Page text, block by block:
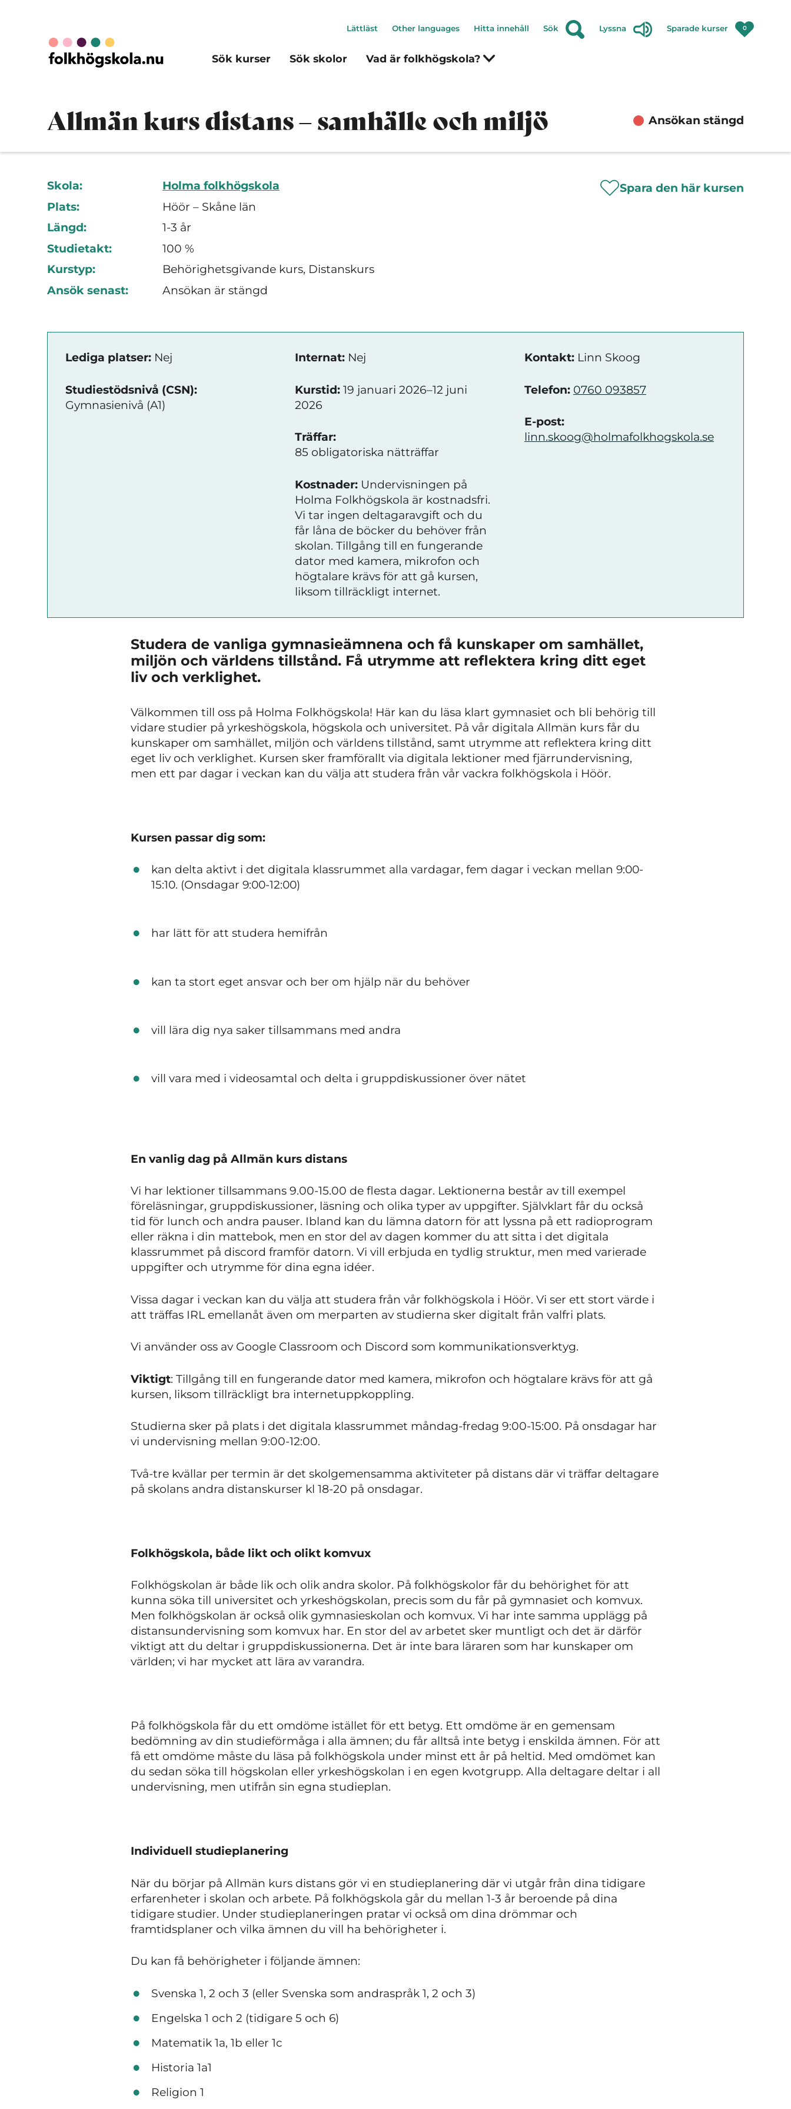
Sök kurser Sök skolor Vad är folkhögskola?
Lättläst Other languages Hitta innehåll Sök Lyssna Sparade kurser 0
Allmän kurs distans – samhälle och miljö Ansökan stängd
Skola:
Holma folkhögskola
Plats:
Höör – Skåne län
Längd:
1-3 år
Studietakt:
100 %
Kurstyp:
Behörighetsgivande kurs, Distanskurs
Ansök senast:
Ansökan är stängd
Spara den här kursen
Lediga platser: Nej
Studiestödsnivå (CSN):
Gymnasienivå (A1)
Internat: Nej
Kurstid: 19 januari 2026–12 juni
2026
Träffar:
85 obligatoriska nätträffar
Kostnader: Undervisningen på
Holma Folkhögskola är kostnadsfri.
Vi tar ingen deltagaravgift och du
får låna de böcker du behöver från
skolan. Tillgång till en fungerande
dator med kamera, mikrofon och
högtalare krävs för att gå kursen,
liksom tillräckligt internet.
Kontakt: Linn Skoog
Telefon: 0760 093857
E-post:
linn.skoog@holmafolkhogskola.se
Studera de vanliga gymnasieämnena och få kunskaper om samhället,
miljön och världens tillstånd. Få utrymme att reflektera kring ditt eget
liv och verklighet.
Välkommen till oss på Holma Folkhögskola! Här kan du läsa klart gymnasiet och bli behörig till
vidare studier på yrkeshögskola, högskola och universitet. På vår digitala Allmän kurs får du
kunskaper om samhället, miljön och världens tillstånd, samt utrymme att reflektera kring ditt
eget liv och verklighet. Kursen sker framförallt via digitala lektioner med fjärrundervisning,
men ett par dagar i veckan kan du välja att studera från vår vackra folkhögskola i Höör.
Kursen passar dig som:
kan delta aktivt i det digitala klassrummet alla vardagar, fem dagar i veckan mellan 9:00-
15:10. (Onsdagar 9:00-12:00)
har lätt för att studera hemifrån
kan ta stort eget ansvar och ber om hjälp när du behöver
vill lära dig nya saker tillsammans med andra
vill vara med i videosamtal och delta i gruppdiskussioner över nätet
En vanlig dag på Allmän kurs distans
Vi har lektioner tillsammans 9.00-15.00 de flesta dagar. Lektionerna består av till exempel
föreläsningar, gruppdiskussioner, läsning och olika typer av uppgifter. Självklart får du också
tid för lunch och andra pauser. Ibland kan du lämna datorn för att lyssna på ett radioprogram
eller räkna i din mattebok, men en stor del av dagen kommer du att sitta i det digitala
klassrummet på discord framför datorn. Vi vill erbjuda en tydlig struktur, men med varierade
uppgifter och utrymme för dina egna idéer.
Vissa dagar i veckan kan du välja att studera från vår folkhögskola i Höör. Vi ser ett stort värde i
att träffas IRL emellanåt även om merparten av studierna sker digitalt från valfri plats.
Vi använder oss av Google Classroom och Discord som kommunikationsverktyg.
Viktigt: Tillgång till en fungerande dator med kamera, mikrofon och högtalare krävs för att gå
kursen, liksom tillräckligt bra internetuppkoppling.
Studierna sker på plats i det digitala klassrummet måndag-fredag 9:00-15:00. På onsdagar har
vi undervisning mellan 9:00-12:00.
Två-tre kvällar per termin är det skolgemensamma aktiviteter på distans där vi träffar deltagare
på skolans andra distanskurser kl 18-20 på onsdagar.
Folkhögskola, både likt och olikt komvux
Folkhögskolan är både lik och olik andra skolor. På folkhögskolor får du behörighet för att
kunna söka till universitet och yrkeshögskolan, precis som du får på gymnasiet och komvux.
Men folkhögskolan är också olik gymnasieskolan och komvux. Vi har inte samma upplägg på
distansundervisning som komvux har. En stor del av arbetet sker muntligt och det är därför
viktigt att du deltar i gruppdiskussionerna. Det är inte bara läraren som har kunskaper om
världen; vi har mycket att lära av varandra.
På folkhögskola får du ett omdöme istället för ett betyg. Ett omdöme är en gemensam
bedömning av din studieförmåga i alla ämnen; du får alltså inte betyg i enskilda ämnen. För att
få ett omdöme måste du läsa på folkhögskola under minst ett år på heltid. Med omdömet kan
du sedan söka till högskolan eller yrkeshögskolan i en egen kvotgrupp. Alla deltagare deltar i all
undervisning, men utifrån sin egna studieplan.
Individuell studieplanering
När du börjar på Allmän kurs distans gör vi en studieplanering där vi utgår från dina tidigare
erfarenheter i skolan och arbete. På folkhögskola går du mellan 1-3 år beroende på dina
tidigare studier. Under studieplaneringen pratar vi också om dina drömmar och
framtidsplaner och vilka ämnen du vill ha behörigheter i.
Du kan få behörigheter i följande ämnen:
Svenska 1, 2 och 3 (eller Svenska som andraspråk 1, 2 och 3)
Engelska 1 och 2 (tidigare 5 och 6)
Matematik 1a, 1b eller 1c
Historia 1a1
Religion 1